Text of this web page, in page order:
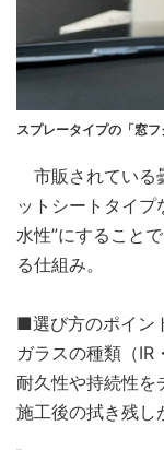
スプレータイプの「窓フ
市販されている
ットシートタイプ
水性”にすること
る仕組み。
■選び方のポイン
ガラスの種類（
耐久性や持続性を
施工後の拭き残し